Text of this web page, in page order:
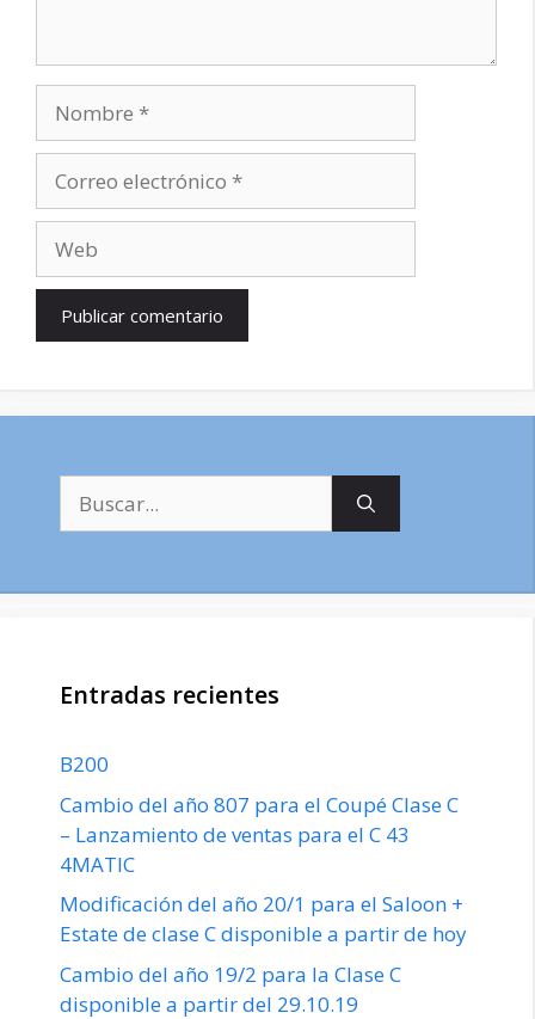
electrónico
Entradas recientes
B200
Cambio del año 807 para el Coupé Clase C
– Lanzamiento de ventas para el C 43
4MATIC
Modificación del año 20/1 para el Saloon +
Estate de clase C disponible a partir de hoy
Cambio del año 19/2 para la Clase C
disponible a partir del 29.10.19